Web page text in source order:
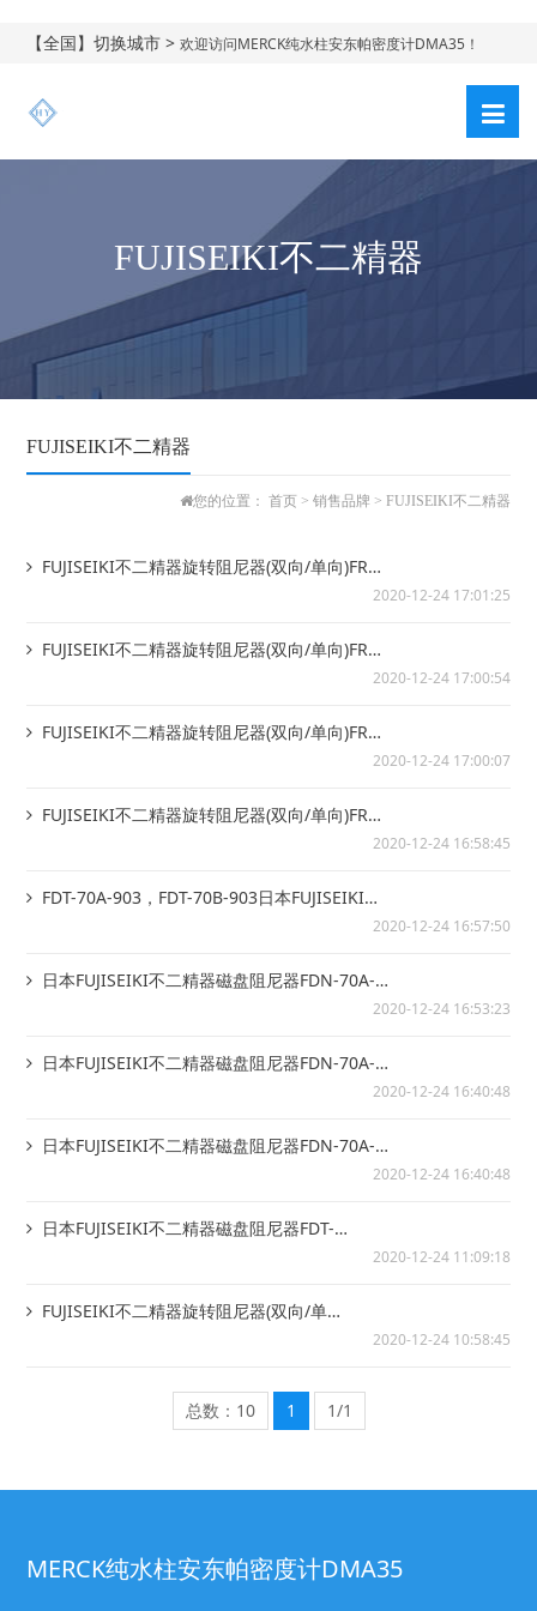
【全国】切换城市 >欢迎访问MERCK纯水柱安东帕密度计DMA35！
FUJISEIKI不二精器
FUJISEIKI不二精器
您的位置： 首页> 销售品牌 > FUJISEIKI不二精器
FUJISEIKI不二精器旋转阻尼器(双向/单向)FRN-
2020-12-24 17:01:25
FUJISEIKI不二精器旋转阻尼器(双向/单向)FRN-
2020-12-24 17:00:54
FUJISEIKI不二精器旋转阻尼器(双向/单向)FRN-
2020-12-24 17:00:07
FUJISEIKI不二精器旋转阻尼器(双向/单向)FRN-
2020-12-24 16:58:45
FDT-70A-903，FDT-70B-903日本FUJISEIKI不
2020-12-24 16:57:50
日本FUJISEIKI不二精器磁盘阻尼器FDN-70A-
2020-12-24 16:53:23
日本FUJISEIKI不二精器磁盘阻尼器FDN-70A-
2020-12-24 16:40:48
日本FUJISEIKI不二精器磁盘阻尼器FDN-70A-
2020-12-24 16:40:48
日本FUJISEIKI不二精器磁盘阻尼器FDT-
2020-12-24 11:09:18
FUJISEIKI不二精器旋转阻尼器(双向/单
2020-12-24 10:58:45
总数：10 1 1/1
MERCK纯水柱安东帕密度计DMA35